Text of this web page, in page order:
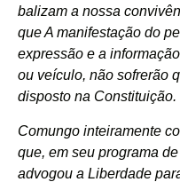
balizam a nossa
que A manifestação do
expressão e a
ou veículo, não sofrerão
disposto na Constituição.
Comungo inteiramente
que, em seu programa
advogou a Liberdade